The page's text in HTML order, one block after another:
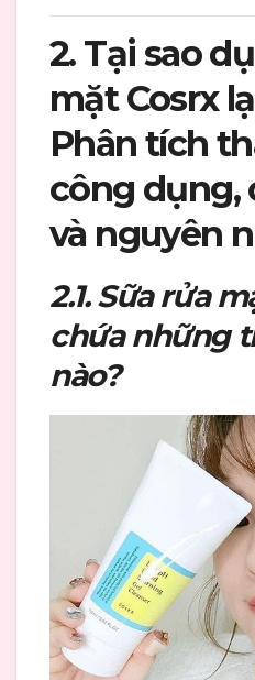
2. Tại sao
mặt Cosrx
Phân tích
công dụng,
và nguyên
2.1. Sữa rửa
chứa những
nào?